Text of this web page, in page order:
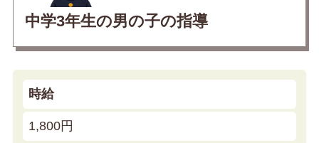
中学3年生の男の子の指導
時給
1,800円